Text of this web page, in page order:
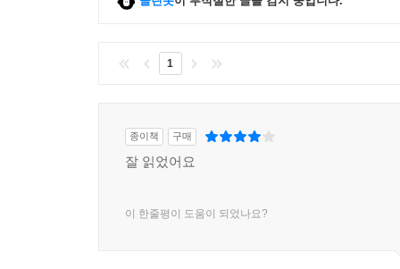
1
종이책 구매
잘 읽었어요
이 한줄평이 도움이 되었나요?